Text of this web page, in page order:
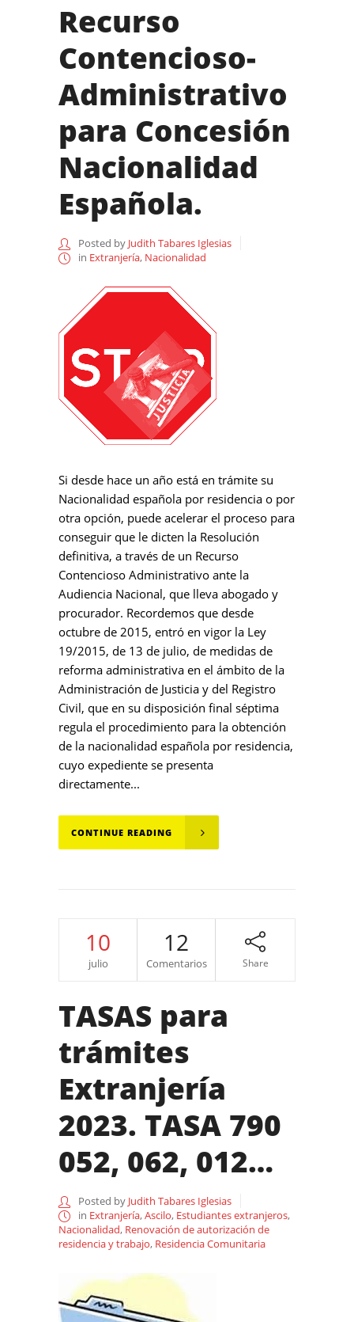
Recurso
Contencioso-
Administrativo
para Concesión
Nacionalidad
Española.
Posted by Judith Tabares Iglesias
in Extranjería, Nacionalidad
Si desde hace un año está en trámite su
Nacionalidad española por residencia o por
otra opción, puede acelerar el proceso para
conseguir que le dicten la Resolución
definitiva, a través de un Recurso
Contencioso Administrativo ante la
Audiencia Nacional, que lleva abogado y
procurador. Recordemos que desde
octubre de 2015, entró en vigor la Ley
19/2015, de 13 de julio, de medidas de
reforma administrativa en el ámbito de la
Administración de Justicia y del Registro
Civil, que en su disposición final séptima
regula el procedimiento para la obtención
de la nacionalidad española por residencia,
cuyo expediente se presenta
directamente...
CONTINUE READING
10
julio
12
Comentarios Share
TASAS para
trámites
Extranjería
2023. TASA 790
052, 062, 012…
Posted by Judith Tabares Iglesias
in Extranjería,Ascilo, Estudiantes extranjeros,
Nacionalidad, Renovación de autorización de
residencia y trabajo, Residencia Comunitaria